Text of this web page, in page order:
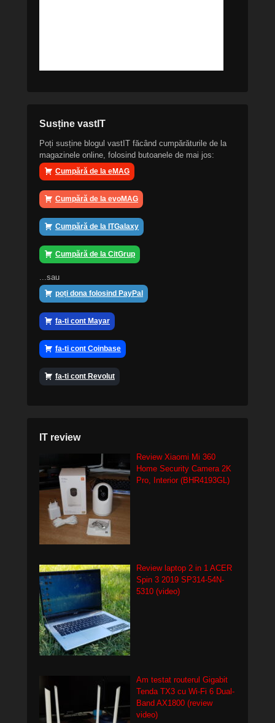
Susține vastIT
Poți susține blogul vastIT făcând cumpărăturile de la
magazinele online, folosind butoanele de mai jos:
Cumpără de la eMAG
Cumpără de la evoMAG
Cumpără de la ITGalaxy
Cumpără de la CitGrup
...sau
poți dona folosind PayPal
fa-ti cont Mayar
fa-ti cont Coinbase
fa-ti cont Revolut
IT review
Review Xiaomi Mi 360
Home Security Camera 2K
Pro, Interior (BHR4193GL)
Review laptop 2 in 1 ACER
Spin 3 2019 SP314-54N-
5310 (video)
Am testat routerul Gigabit
Tenda TX3 cu Wi-Fi 6 Dual-
Band AX1800 (review
video)